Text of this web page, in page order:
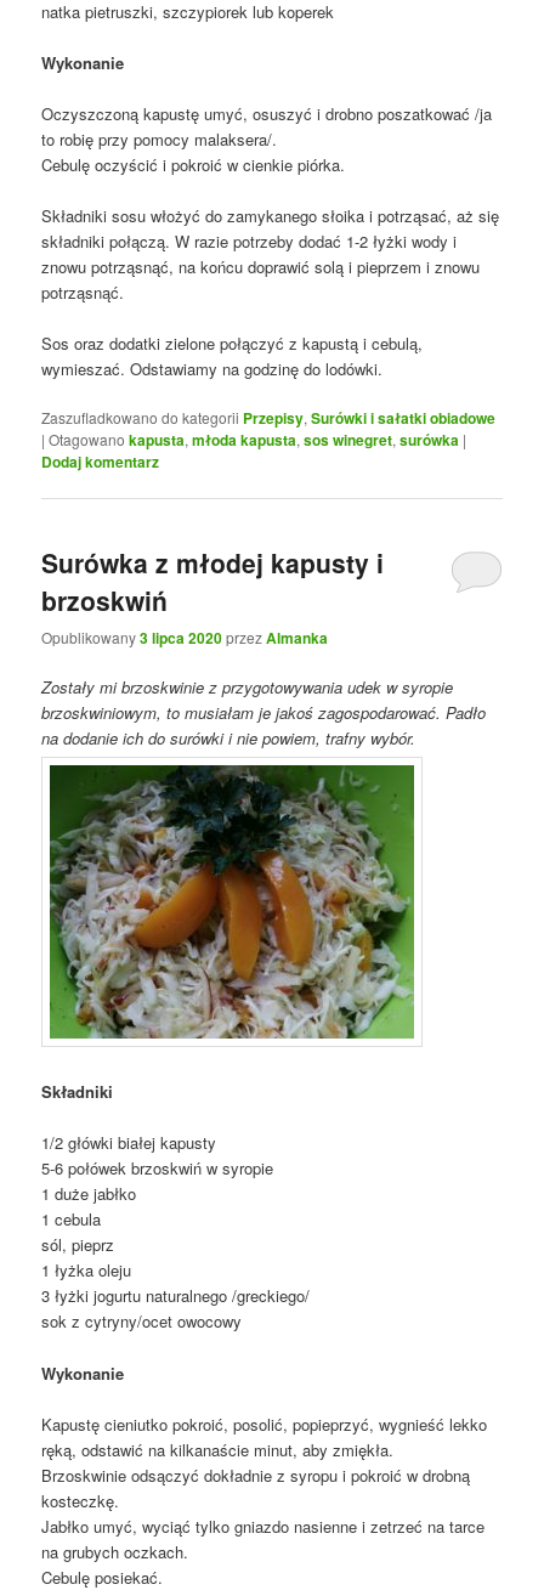
natka pietruszki, szczypiorek lub koperek
Wykonanie
Oczyszczoną kapustę umyć, osuszyć i drobno poszatkować /ja
to robię przy pomocy malaksera/.
Cebulę oczyścić i pokroić w cienkie piórka.
Składniki sosu włożyć do zamykanego słoika i potrząsać, aż się
składniki połączą. W razie potrzeby dodać 1-2 łyżki wody i
znowu potrząsnąć, na końcu doprawić solą i pieprzem i znowu
potrząsnąć.
Sos oraz dodatki zielone połączyć z kapustą i cebulą,
wymieszać. Odstawiamy na godzinę do lodówki.
Zaszufladkowano do kategorii Przepisy,Surówki i sałatki obiadowe
|Otagowano kapusta,młoda kapusta,sos winegret,surówka |
Dodaj komentarz
Surówka z młodej kapusty i
brzoskwiń
Opublikowany3 lipca 2020przezAlmanka
Zostały mi brzoskwinie z przygotowywania udek w syropie
brzoskwiniowym, to musiałam je jakoś zagospodarować. Padło
na dodanie ich do surówki i nie powiem, trafny wybór.
Składniki
1/2 główki białej kapusty
5-6 połówek brzoskwiń w syropie
1 duże jabłko
1 cebula
sól, pieprz
1 łyżka oleju
3 łyżki jogurtu naturalnego /greckiego/
sok z cytryny/ocet owocowy
Wykonanie
Kapustę cieniutko pokroić, posolić, popieprzyć, wygnieść lekko
ręką, odstawić na kilkanaście minut, aby zmiękła.
Brzoskwinie odsączyć dokładnie z syropu i pokroić w drobną
kosteczkę.
Jabłko umyć, wyciąć tylko gniazdo nasienne i zetrzeć na tarce
na grubych oczkach.
Cebulę posiekać.